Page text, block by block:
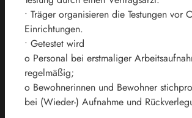
• Träger organisieren die Testungen vor
Einrichtungen.
• Getestet wird
o Personal bei erstmaliger
regelmäßig;
o Bewohnerinnen und Bewohner
bei (Wieder-) Aufnahme und